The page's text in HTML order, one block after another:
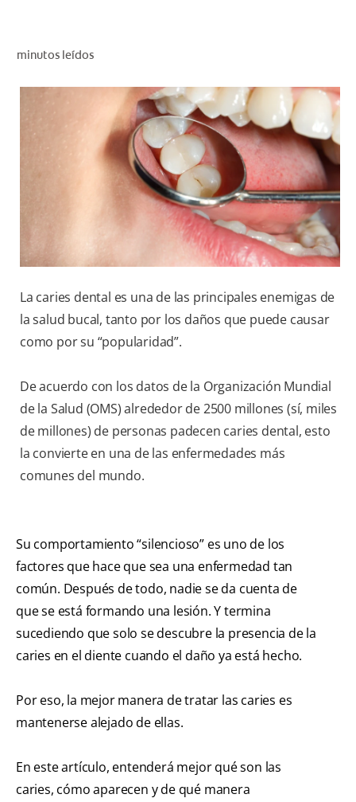
PROMOCIONES
SV (ES)
SUSCRÍBASE
minutos leídos
La caries dental es una de las principales enemigas de
la salud bucal, tanto por los daños que puede causar
como por su “popularidad”.
De acuerdo con los datos de la Organización Mundial
de la Salud (OMS) alrededor de 2500 millones (sí, miles
de millones) de personas padecen caries dental, esto
la convierte en una de las enfermedades más
comunes del mundo.
Su comportamiento “silencioso” es uno de los
factores que hace que sea una enfermedad tan
común. Después de todo, nadie se da cuenta de
que se está formando una lesión. Y termina
sucediendo que solo se descubre la presencia de la
caries en el diente cuando el daño ya está hecho.
Por eso, la mejor manera de tratar las caries es
mantenerse alejado de ellas.
En este artículo, entenderá mejor qué son las
caries, cómo aparecen y de qué manera